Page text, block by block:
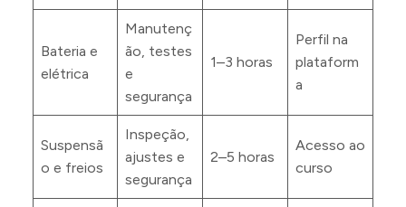
Bateria e
elétrica
Manutenç
ão, testes
e
segurança
1–3 horas
Perfil na
plataform
a
Suspensã
o e freios
Inspeção,
ajustes e
segurança
2–5 horas
Acesso ao
curso